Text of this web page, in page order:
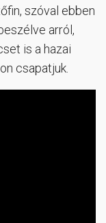
szóval ebben
arról,
is a hazai
csapatjuk.